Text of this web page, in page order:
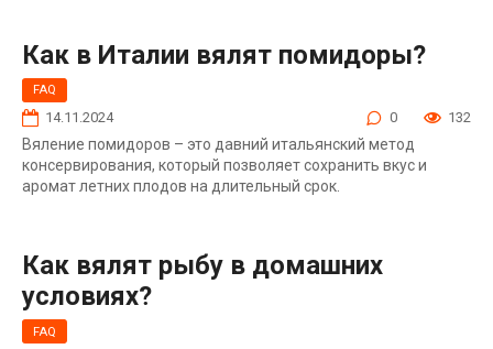
Как в Италии вялят помидоры?
FAQ
14.11.2024 0 132
Вяление помидоров – это давний итальянский метод
консервирования, который позволяет сохранить вкус и
аромат летних плодов на длительный срок.
Как вялят рыбу в домашних
условиях?
FAQ